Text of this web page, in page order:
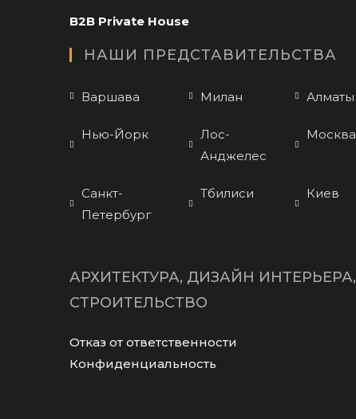
B2B Private House
НАШИ ПРЕДСТАВИТЕЛЬСТВА
Варшава Милан Алматы
Нью-Йорк
Лос-
Анджелес
Москва
Санкт-
Петербург
Тбилиси Киев
АРХИТЕКТУРА, ДИЗАЙН ИНТЕРЬЕРА,
СТРОИТЕЛЬСТВО
Отказ от ответственности
Конфиденциальность